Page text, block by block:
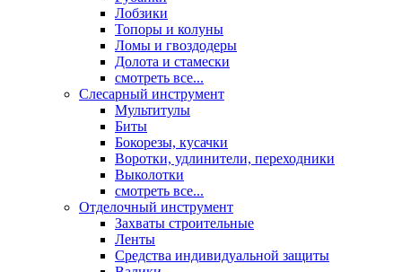
Лобзики
Топоры и колуны
Ломы и гвоздодеры
Долота и стамески
смотреть все...
Слесарный инструмент
Мультитулы
Биты
Бокорезы, кусачки
Воротки, удлинители, переходники
Выколотки
смотреть все...
Отделочный инструмент
Захваты строительные
Ленты
Средства индивидуальной защиты